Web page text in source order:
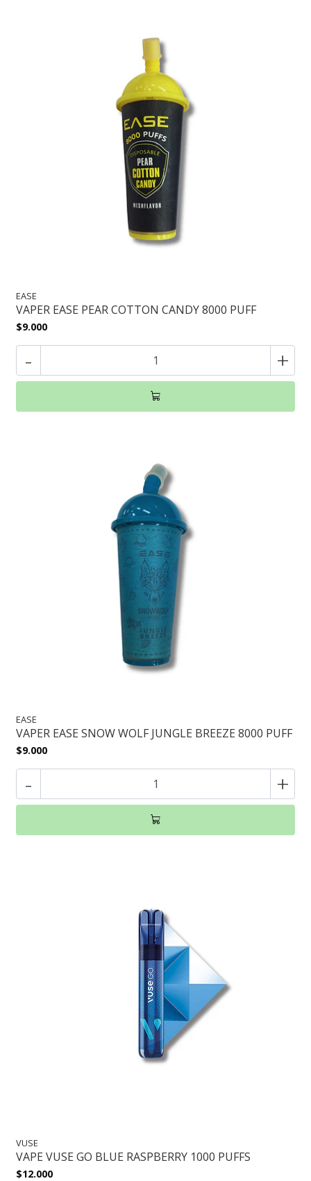
EASE
VAPER EASE PEAR COTTON CANDY 8000 PUFF
$9.000
- +
EASE
VAPER EASE SNOW WOLF JUNGLE BREEZE 8000 PUFF
$9.000
- +
VUSE
VAPE VUSE GO BLUE RASPBERRY 1000 PUFFS
$12.000